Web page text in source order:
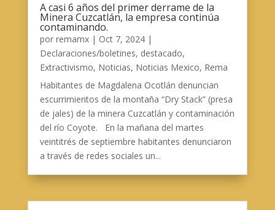
A casi 6 años del primer derrame de la
Minera Cuzcatlán, la empresa continúa
contaminando.
por remamx| Oct 7, 2024|
Declaraciones/boletines, destacado,
Extractivismo, Noticias, Noticias Mexico, Rema
Habitantes de Magdalena Ocotlán denuncian
escurrimientos de la montaña “Dry Stack” (presa
de jales) de la minera Cuzcatlán y contaminación
del río Coyote. En la mañana del martes
veintitrés de septiembre habitantes denunciaron
a través de redes sociales un...